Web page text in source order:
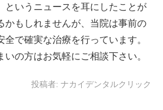
というニュースを耳にしたことが
かもしれませんが、当院は事前の
で確実な治療を行っています。
の方はお気軽にご相談下さい。
投稿者: ナカイデンタルクリック